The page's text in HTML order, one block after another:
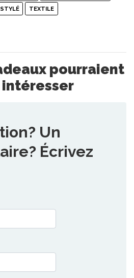
STYLÉ TEXTILE
pourraient
intéresser
Un
Écrivez